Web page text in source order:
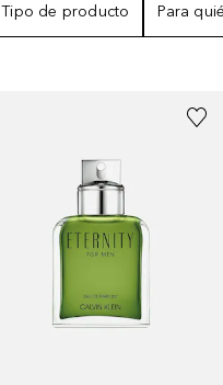
Tipo de producto Para